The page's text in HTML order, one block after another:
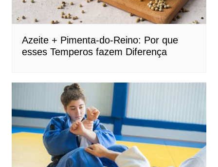
Azeite + Pimenta-do-Reino: Por que
esses Temperos fazem Diferença